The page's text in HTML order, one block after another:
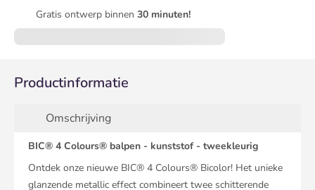
Gratis ontwerp binnen 30 minuten!
Productinformatie
Omschrijving
BIC® 4 Colours® balpen - kunststof - tweekleurig
Ontdek onze nieuwe BIC® 4 Colours® Bicolor! Het unieke
glanzende metallic effect combineert twee schitterende